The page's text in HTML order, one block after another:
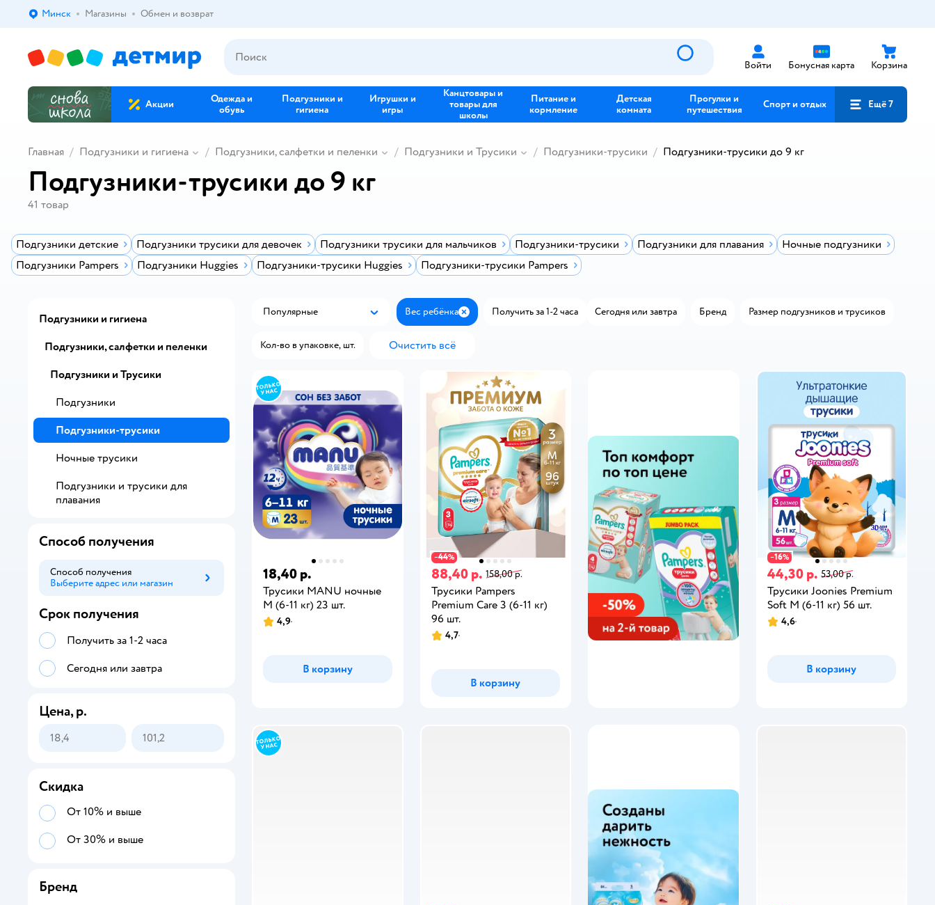
Выбор адреса доставки.
Минск Магазины Обмен и возврат
Войти Бонусная карта Корзина
Акции
Одежда и
обувь
Подгузники и
гигиена
Игрушки и
игры
Канцтовары и
товары для
школы
Питание и
кормление
Детская
комната
Прогулки и
путешествия
Спорт и отдых Ещё 7
Главная Подгузники и гигиена Подгузники, салфетки и пеленки Подгузники и Трусики Подгузники-трусики Подгузники-трусики до 9 кг
Подгузники-трусики до 9 кг
41 товар
Подгузники детские Подгузники трусики для девочек Подгузники трусики для мальчиков Подгузники-трусики Подгузники для плавания
Ночные подгузники
Подгузники Pampers
Подгузники Huggies Подгузники-трусики Huggies Подгузники-трусики Pampers
Популярные
Популярные Вес ребёнка ЗакрытьПолучить за 1-2 часа Сегодня или завтра Бренд Размер подгузников и трусиков
Кол-во в упаковке, шт. Очистить всё
18,40 р.
Трусики MANU ночные
M (6-11 кг) 23 шт.
4,9
В корзину
−44%
88,40 р. 158,00 р.
Трусики Pampers
Premium Care 3 (6-11 кг)
96 шт.
4,7
В корзину
−16%
44,30 р. 53,00 р.
Трусики Joonies Premium
Soft M (6-11 кг) 56 шт.
4,6
В корзину
Подгузники и гигиена
Подгузники, салфетки и пеленки
Подгузники и Трусики
Подгузники
Подгузники-трусики
Ночные трусики
Подгузники и трусики для
плавания
Способ получения
Способ получения
Выберите адрес или магазин
Способ получения
Срок получения
Получить за 1-2 часа
Сегодня или завтра
Цена, р.
Скидка
От 10% и выше
От 30% и выше
Бренд